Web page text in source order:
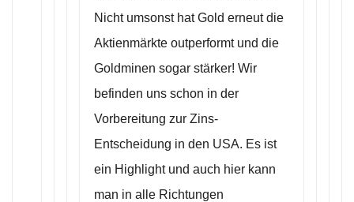
Nicht umsonst hat Gold erneut die
Aktienmärkte outperformt und die
Goldminen sogar stärker! Wir
befinden uns schon in der
Vorbereitung zur Zins-
Entscheidung in den USA. Es ist
ein Highlight und auch hier kann
man in alle Richtungen